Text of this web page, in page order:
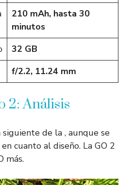
210 mAh, hasta 30
minutos
32 GB
f/2.2, 11.24 mm
2: Análisis
siguiente de la , aunque se
cuanto al diseño. La GO 2
más.